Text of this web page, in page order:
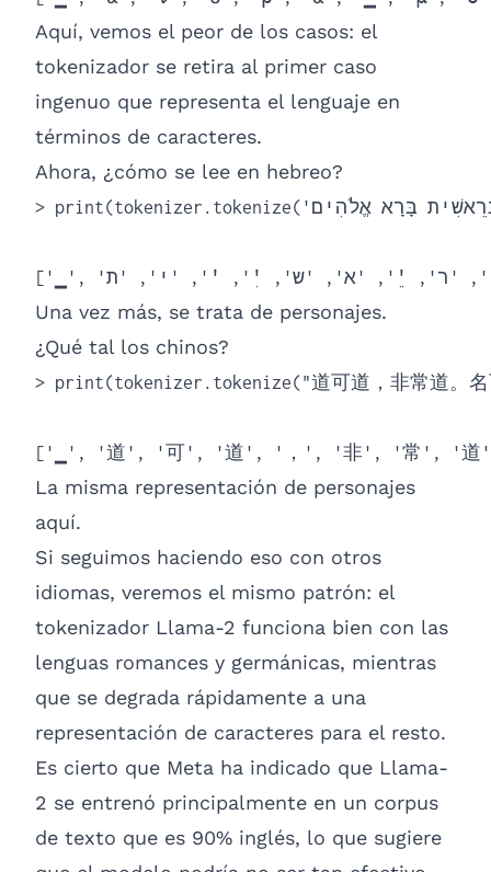
Aquí, vemos el peor de los casos: el
tokenizador se retira al primer caso
ingenuo que representa el lenguaje en
términos de caracteres.
Ahora, ¿cómo se lee en hebreo?
> print(tokenizer.tokenize('בְּרֵאשִׁית בָּרָא אֱלֹהִים...'))
Una vez más, se trata de personajes.
¿Qué tal los chinos?
> print(tokenizer.tokenize("道可道，非常道。
['▁', '道', '可', '道', '，', '非', '常', '
La misma representación de personajes
aquí.
Si seguimos haciendo eso con otros
idiomas, veremos el mismo patrón: el
tokenizador Llama-2 funciona bien con las
lenguas romances y germánicas, mientras
que se degrada rápidamente a una
representación de caracteres para el resto.
Es cierto que Meta ha indicado que Llama-
2 se entrenó principalmente en un corpus
de texto que es 90% inglés, lo que sugiere